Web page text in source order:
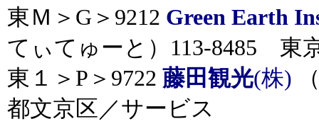
東Ｍ＞G＞9212 Green Earth
てぃてゅーと）113-8485 東
東１＞P＞9722 藤田観光(株)
都文京区／サービス